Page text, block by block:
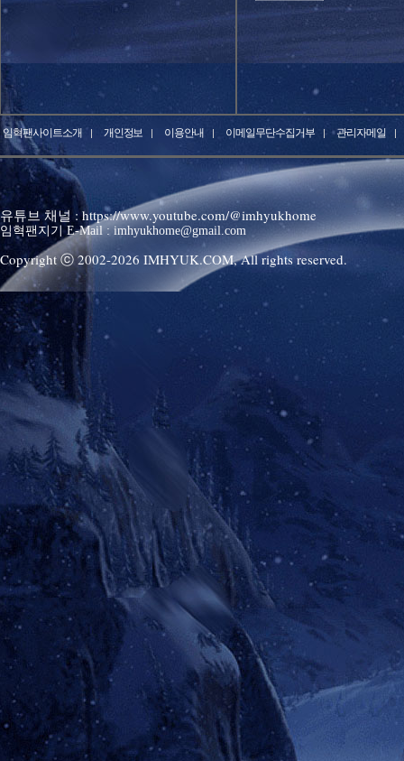
임혁팬사이트소개 개인정보 이용안내 이메일무단수집거부 관리자메일
유튜브 채널 : https://www.youtube.com/@imhyukhome
임혁팬지기 E-Mail : imhyukhome@gmail.com
Copyright ⓒ 2002-2026 IMHYUK.COM,All rights reserved.